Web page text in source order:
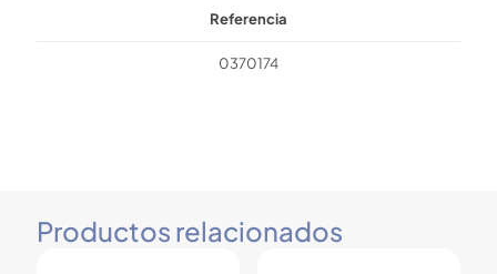
Referencia
0370174
Productos relacionados